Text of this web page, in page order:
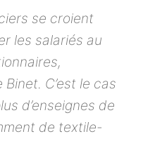
se croient
les salariés au
C’est le cas
d’enseignes de
de textile-